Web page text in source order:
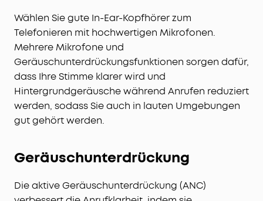
Wählen Sie gute In-Ear-Kopfhörer zum
Telefonieren mit hochwertigen Mikrofonen.
Mehrere Mikrofone und
Geräuschunterdrückungsfunktionen sorgen dafür,
dass Ihre Stimme klarer wird und
Hintergrundgeräusche während Anrufen reduziert
werden, sodass Sie auch in lauten Umgebungen
gut gehört werden.
Geräuschunterdrückung
Die aktive Geräuschunterdrückung (ANC)